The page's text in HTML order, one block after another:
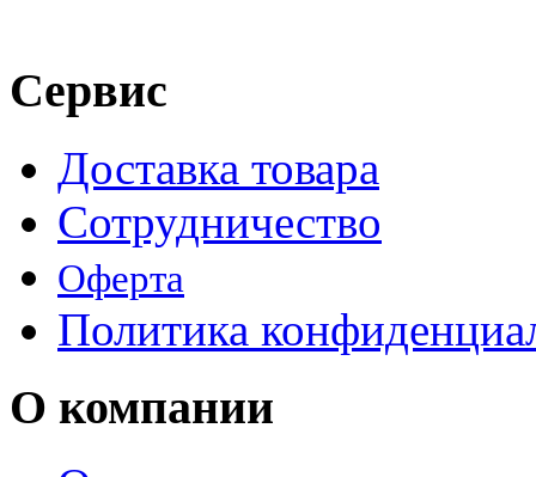
Сервис
Доставка товара
Сотрудничество
Оферта
Политика
О компании